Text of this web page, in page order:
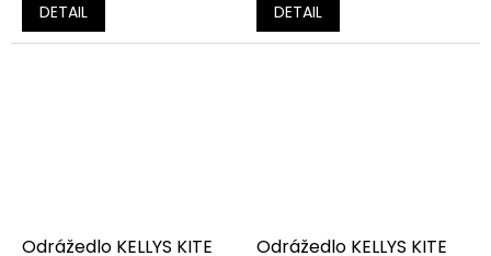
DETAIL DETAIL
Odrážedlo KELLYS KITE Odrážedlo KELLYS KITE